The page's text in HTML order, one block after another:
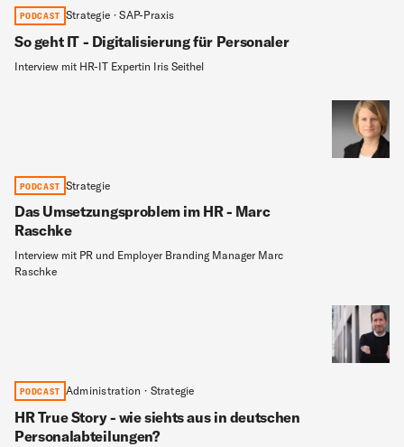
PODCAST Strategie · SAP-Praxis
So geht IT - Digitalisierung für Personaler
Interview mit HR-IT Expertin Iris Seithel
PODCAST Administration · Strategie
HR True Story - wie siehts aus in deutschen
Personalabteilungen?
PODCAST Strategie
Das Umsetzungsproblem im HR - Marc
Raschke
Interview mit PR und Employer Branding Manager Marc
Raschke